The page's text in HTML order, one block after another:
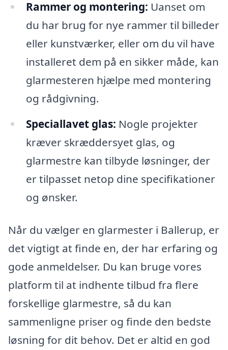
Rammer og montering: Uanset om
du har brug for nye rammer til billeder
eller kunstværker, eller om du vil have
installeret dem på en sikker måde, kan
glarmesteren hjælpe med montering
og rådgivning.
Speciallavet glas: Nogle projekter
kræver skræddersyet glas, og
glarmestre kan tilbyde løsninger, der
er tilpasset netop dine specifikationer
og ønsker.
Når du vælger en glarmester i Ballerup, er
det vigtigt at finde en, der har erfaring og
gode anmeldelser. Du kan bruge vores
platform til at indhente tilbud fra flere
forskellige glarmestre, så du kan
sammenligne priser og finde den bedste
løsning for dit behov. Det er altid en god